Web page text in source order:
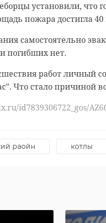
установили, что
пожара достигла
самостоятельно
погибших нет.
работ личный
Что стало причиной
id7839306722_gos/
раойн котлы